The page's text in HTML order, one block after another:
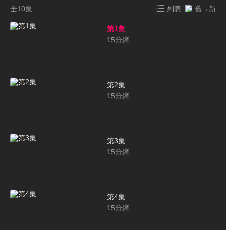
全10集 列表 舊→新
第1集
15分鐘
第2集
15分鐘
第3集
15分鐘
第4集
15分鐘